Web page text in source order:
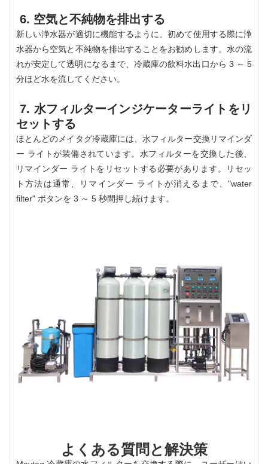
6. 空気と不純物を排出する
新しい浄水器が適切に機能するように、初めて使用する際に浄
水器から空気と不純物を排出することをお勧めします。水の流
れが安定して透明になるまで、冷蔵庫の飲料水出口から 3 ～ 5
分ほど水を流してください。
7. 水フィルターインジケーターライトをリ
セットする
ほとんどのメイタグ冷蔵庫には、水フィルター交換リマインダ
ー ライトが装備されています。水フィルターを交換した後、
リマインダー ライトをリセットする必要があります。リセッ
ト方法は通常、リマインダー ライトが消えるまで、"water
filter" ボタンを 3 ～ 5 秒間押し続けます。
よくある質問と解決策